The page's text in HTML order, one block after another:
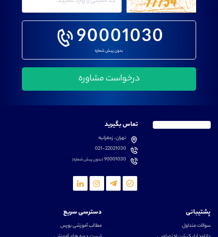
90001030
بدون پیش شماره
تماس بگیرید
تهران، زعفرانیه
021-22021030
90001030(بدون پیش شماره)
پشتیبانی
سوالات متداول
دسترسی سریع
مطالب آموزشی بورس